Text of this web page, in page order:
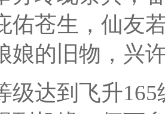
佑苍生，仙友
娘的旧物，兴
达到飞升165